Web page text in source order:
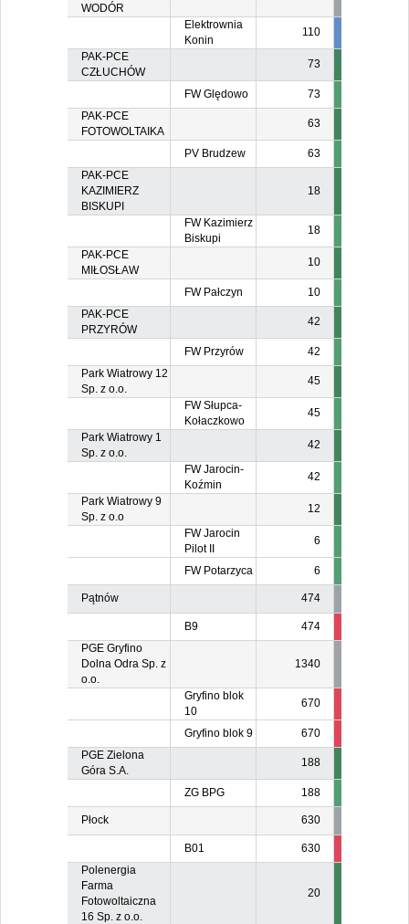
WODÓR
Elektrownia
Konin
110
PAK-PCE
CZŁUCHÓW
73
FW Ględowo
73
PAK-PCE
FOTOWOLTAIKA
63
PV Brudzew
63
PAK-PCE
KAZIMIERZ
BISKUPI
18
FW Kazimierz
Biskupi
18
PAK-PCE
MIŁOSŁAW
10
FW Pałczyn
10
PAK-PCE
PRZYRÓW
42
FW Przyrów
42
Park Wiatrowy 12
Sp. z o.o.
45
FW Słupca-
Kołaczkowo
45
Park Wiatrowy 1
Sp. z o.o.
42
FW Jarocin-
Koźmin
42
Park Wiatrowy 9
Sp. z o.o
12
FW Jarocin
Pilot II
6
FW Potarzyca 6
Pątnów 474
B9 474
PGE Gryfino
Dolna Odra Sp. z
o.o.
1340
Gryfino blok
10
670
Gryfino blok 9 670
PGE Zielona
Góra S.A.
188
ZG BPG 188
Płock 630
B01 630
Polenergia
Farma
Fotowoltaiczna
16 Sp. z o.o.
20